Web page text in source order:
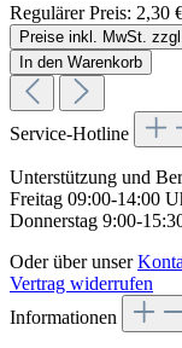
Regulärer Preis: 2,30
Preise inkl. MwSt.
In den Warenkorb
Service-Hotline
Unterstützung und
Freitag 09:00-14:00
Donnerstag 9:00-
Oder über unser
Vertrag widerrufen
Informationen